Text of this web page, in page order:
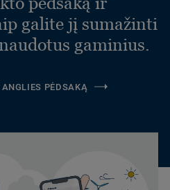
galite jį sumažinti
gaminius.
PĖDSAKĄ